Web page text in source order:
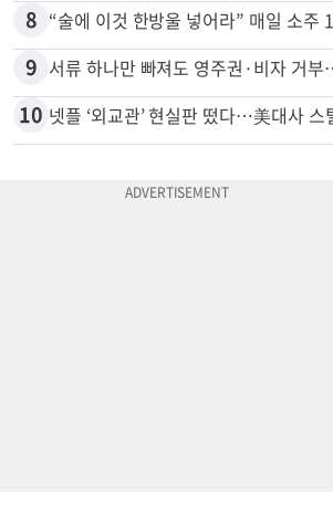
8
9
10